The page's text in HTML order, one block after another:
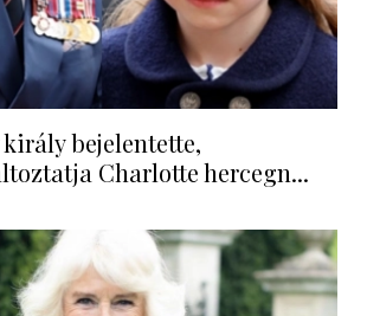
bejelentette,
Charlotte hercegn...